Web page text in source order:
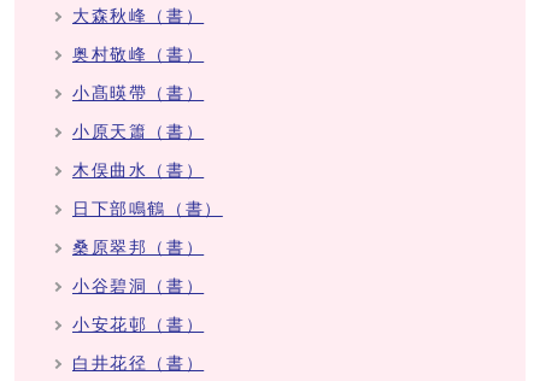
大森秋峰（書）
奥村敬峰（書）
小髙暎帶（書）
小原天簫（書）
木俣曲水（書）
日下部鳴鶴（書）
桑原翠邦（書）
小谷碧洞（書）
小安花邨（書）
白井花径（書）